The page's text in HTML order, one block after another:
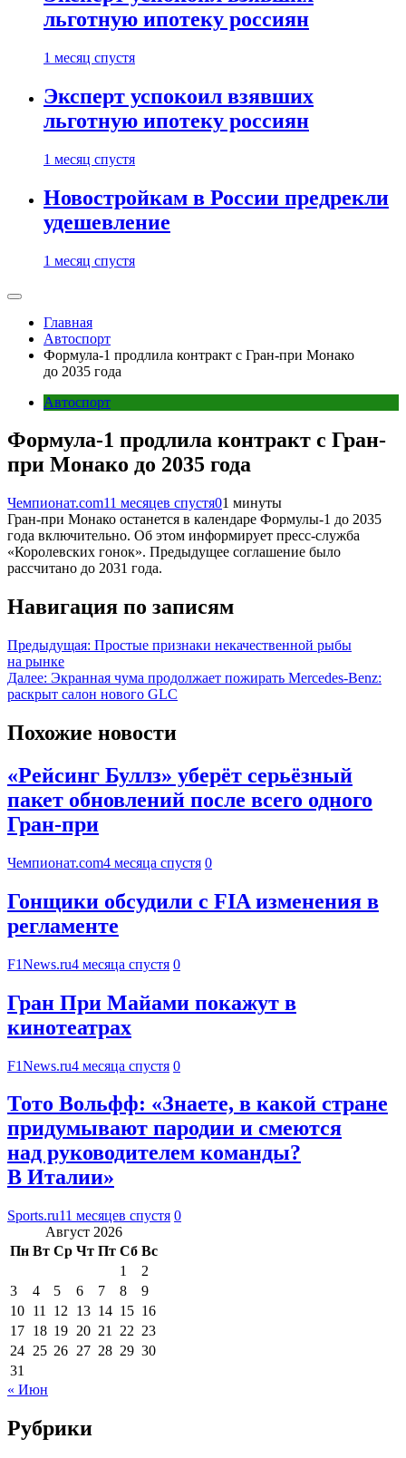
льготную ипотеку россиян
1 месяц спустя
Эксперт успокоил взявших
льготную ипотеку россиян
1 месяц спустя
Новостройкам в России предрекли
удешевление
1 месяц спустя
Главная
Автоспорт
Формула-1 продлила контракт с Гран-при Монако
до 2035 года
Автоспорт
Формула-1 продлила контракт с Гран-
при Монако до 2035 года
Чемпионат.com11 месяцев спустя01 минуты
Гран-при Монако останется в календаре Формулы-1 до 2035
года включительно. Об этом информирует пресс-служба
«Королевских гонок». Предыдущее соглашение было
рассчитано до 2031 года.
Навигация по записям
Предыдущая: Простые признаки некачественной рыбы
на рынке
Далее: Экранная чума продолжает пожирать Mercedes-Benz:
раскрыт салон нового GLC
Похожие новости
«Рейсинг Буллз» уберёт серьёзный
пакет обновлений после всего одного
Гран-при
Чемпионат.com4 месяца спустя 0
Гонщики обсудили с FIA изменения в
регламенте
F1News.ru4 месяца спустя 0
Гран При Майами покажут в
кинотеатрах
F1News.ru4 месяца спустя 0
Тото Вольфф: «Знаете, в какой стране
придумывают пародии и смеются
над руководителем команды?
В Италии»
Sports.ru11 месяцев спустя 0
Август 2026
Пн Вт Ср Чт Пт Сб Вс
1
2
3
4 5 6 7 8
9
10 11 12 13 14 15 16
17 18 19 20 21 22 23
24 25 26 27 28 29 30
31
« Июн
Рубрики